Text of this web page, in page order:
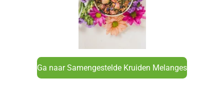
Ga naar Samengestelde Kruiden Melanges